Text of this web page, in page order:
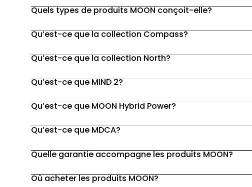
Quels types de produits MOON conçoit-elle?
Qu’est-ce que la collection Compass?
Qu’est-ce que la collection North?
Qu’est-ce que MiND 2?
Qu’est-ce que MOON Hybrid Power?
Qu’est-ce que MDCA?
Quelle garantie accompagne les produits MOON?
Où acheter les produits MOON?